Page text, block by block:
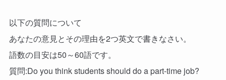
以下の質問について
あなたの意見とその理由を2つ英文で書きなさい。
語数の目安は50～60語です。
質問:Do you think students should do a part-time job?